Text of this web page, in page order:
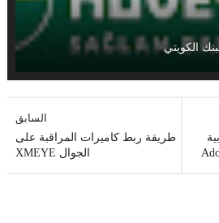
الكويتي
السابق
طريقة ربط كاميرات المراقبة على
الجوال XMEYE